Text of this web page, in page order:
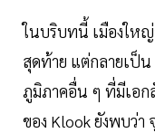
ในบริบทนี้ เมืองให
สุดท้าย แต่กลายเป็น
ภูมิภาคอื่น ๆ ที่มีเอ
ของ Klook ยังพบว่า